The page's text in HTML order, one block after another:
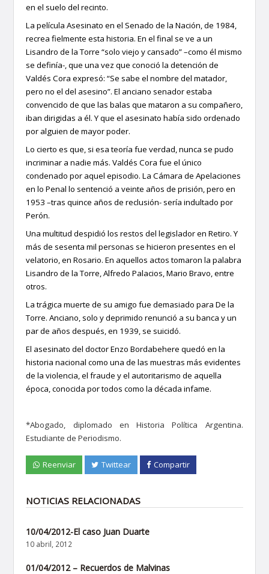
en el suelo del recinto.
La película Asesinato en el Senado de la Nación, de 1984,
recrea fielmente esta historia. En el final se ve a un
Lisandro de la Torre “solo viejo y cansado” –como él mismo
se definía-, que una vez que conoció la detención de
Valdés Cora expresó: “Se sabe el nombre del matador,
pero no el del asesino”. El anciano senador estaba
convencido de que las balas que mataron a su compañero,
iban dirigidas a él. Y que el asesinato había sido ordenado
por alguien de mayor poder.
Lo cierto es que, si esa teoría fue verdad, nunca se pudo
incriminar a nadie más. Valdés Cora fue el único
condenado por aquel episodio. La Cámara de Apelaciones
en lo Penal lo sentenció a veinte años de prisión, pero en
1953 –tras quince años de reclusión- sería indultado por
Perón.
Una multitud despidió los restos del legislador en Retiro. Y
más de sesenta mil personas se hicieron presentes en el
velatorio, en Rosario. En aquellos actos tomaron la palabra
Lisandro de la Torre, Alfredo Palacios, Mario Bravo, entre
otros.
La trágica muerte de su amigo fue demasiado para De la
Torre. Anciano, solo y deprimido renunció a su banca y un
par de años después, en 1939, se suicidó.
El asesinato del doctor Enzo Bordabehere quedó en la
historia nacional como una de las muestras más evidentes
de la violencia, el fraude y el autoritarismo de aquella
época, conocida por todos como la década infame.
*Abogado, diplomado en Historia Política Argentina.
Estudiante de Periodismo.
Reenviar Twittear Compartir
NOTICIAS RELACIONADAS
10/04/2012-El caso Juan Duarte
10 abril, 2012
01/04/2012 – Recuerdos de Malvinas